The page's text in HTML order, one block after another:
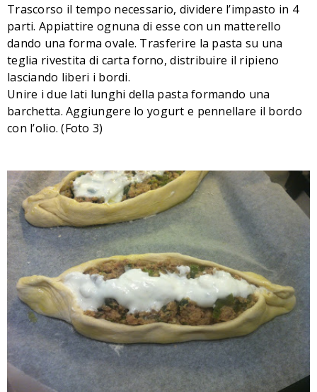
Trascorso il tempo necessario, dividere l’impasto in 4
parti. Appiattire ognuna di esse con un matterello
dando una forma ovale. Trasferire la pasta su una
teglia rivestita di carta forno, distribuire il ripieno
lasciando liberi i bordi.
Unire i due lati lunghi della pasta formando una
barchetta. Aggiungere lo yogurt e pennellare il bordo
con l’olio.(Foto 3)